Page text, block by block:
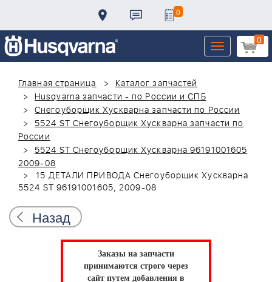
0
0
Toggle
navigation
Главная страница
Каталог запчастей
Husqvarna запчасти - по России и СПБ
Снегоуборщик Хускварна запчасти по России
5524 ST Снегоуборщик Хускварна запчасти по
России
5524 ST Снегоуборщик Хускварна 96191001605
2009-08
15 ДЕТАЛИ ПРИВОДА Снегоуборщик Хускварна
5524 ST 96191001605, 2009-08
Назад
Заказы на запчасти
принимаются строго через
сайт путем добавления в